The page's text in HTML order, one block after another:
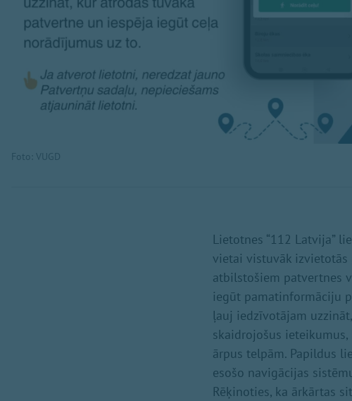
Foto: VUGD
Lietotnes “112 Latvija”
vietai vistuvāk
atbilstošiem patvertnes
iegūt pamatinformāciju
ļauj iedzīvotājam
skaidrojošus
ārpus telpām. Papildus
esošo navigācijas
Rēķinoties, ka ārkārtas